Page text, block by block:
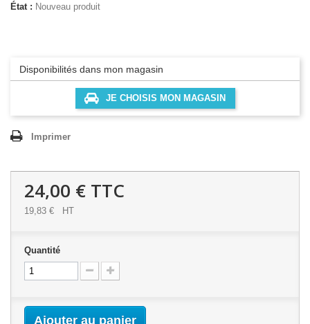
État : Nouveau produit
Disponibilités dans mon magasin
JE CHOISIS MON MAGASIN
Imprimer
24,00 € TTC
19,83 € HT
Quantité
Ajouter au panier